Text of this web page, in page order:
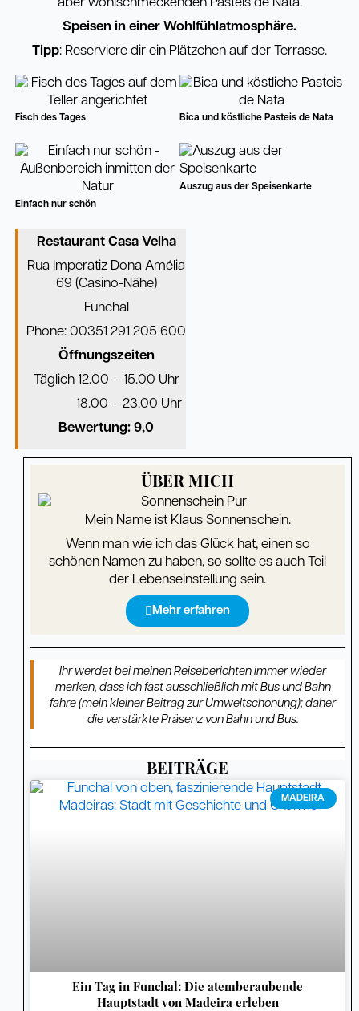
Speisen in einer Wohlfühlatmosphäre.
Tipp: Reserviere dir ein Plätzchen auf der Terrasse.
Fisch des Tages Bica und köstliche Pasteis de Nata
Einfach nur schön
Auszug aus der Speisenkarte
Restaurant Casa Velha
Rua Imperatiz Dona Amélia
69 (Casino-Nähe)
Funchal
Phone: 00351 291 205 600
Öffnungszeiten
Täglich 12.00 – 15.00 Uhr
18.00 – 23.00 Uhr
Bewertung: 9,0
ÜBER MICH
Mein Name ist Klaus Sonnenschein.
Wenn man wie ich das Glück hat, einen so
schönen Namen zu haben, so sollte es auch Teil
der Lebenseinstellung sein.
Mehr erfahren
Ihr werdet bei meinen Reiseberichten immer wieder
merken, dass ich fast ausschließlich mit Bus und Bahn
fahre (mein kleiner Beitrag zur Umweltschonung); daher
die verstärkte Präsenz von Bahn und Bus.
BEITRÄGE
MADEIRA
Ein Tag in Funchal: Die atemberaubende
Hauptstadt von Madeira erleben
SeiteSeiteSeiteSeiteSeiteSeiteSeiteSeiteSeiteSeiteSeiteSeiteSeiteSeiteSeite
SeiteSeiteSeiteSeiteSeiteSeiteSeiteSeiteSeiteSeiteSeiteSeite
SeiteSeite